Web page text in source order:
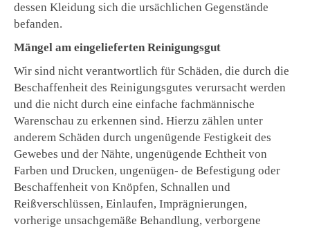
dessen Kleidung sich die ursächlichen Gegenstände
befanden.
Mängel am eingelieferten Reinigungsgut
Wir sind nicht verantwortlich für Schäden, die durch die
Beschaffenheit des Reinigungsgutes verursacht werden
und die nicht durch eine einfache fachmännische
Warenschau zu erkennen sind. Hierzu zählen unter
anderem Schäden durch ungenügende Festigkeit des
Gewebes und der Nähte, ungenügende Echtheit von
Farben und Drucken, ungenügen- de Befestigung oder
Beschaffenheit von Knöpfen, Schnallen und
Reißverschlüssen, Einlaufen, Imprägnierungen,
vorherige unsachgemäße Behandlung, verborgene